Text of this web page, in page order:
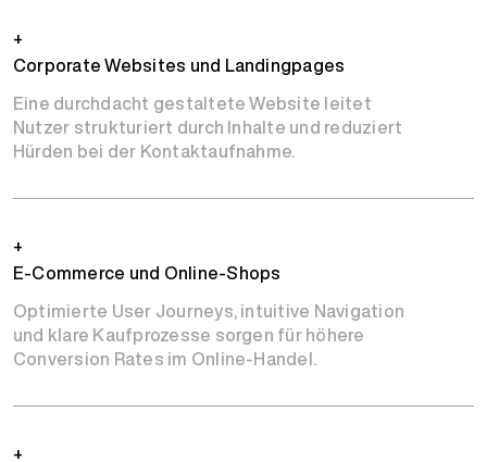
+
Corporate Websites und Landingpages
Eine durchdacht gestaltete Website leitet
Nutzer strukturiert durch Inhalte und reduziert
Hürden bei der Kontaktaufnahme.
+
E-Commerce und Online-Shops
Optimierte User Journeys, intuitive Navigation
und klare Kaufprozesse sorgen für höhere
Conversion Rates im Online-Handel.
+